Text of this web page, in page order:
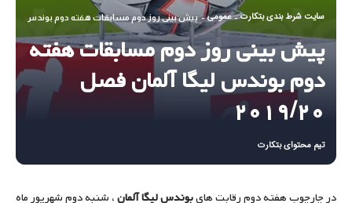
سایت شرط بندی بتکارت - عمومی - پیش بینی روز دوم مسابقات هفته دوم بوندس لیگا آلمان
پیش بینی روز دوم مسابقات هفته
دوم بوندس لیگا آلمان فصل
۲۰۱۹/۲۰
تیم محتوای بتکارت
در چارچوب هفته دوم رقابت هایبوندس لیگا آلمان، شنبه دوم شهریور ماه